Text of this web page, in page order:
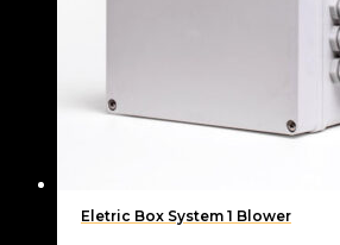
Eletric Box System 1 Blower